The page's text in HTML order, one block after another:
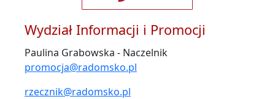
Wydział Informacji i Promocji
Paulina Grabowska - Naczelnik
promocja@radomsko.pl
rzecznik@radomsko.pl